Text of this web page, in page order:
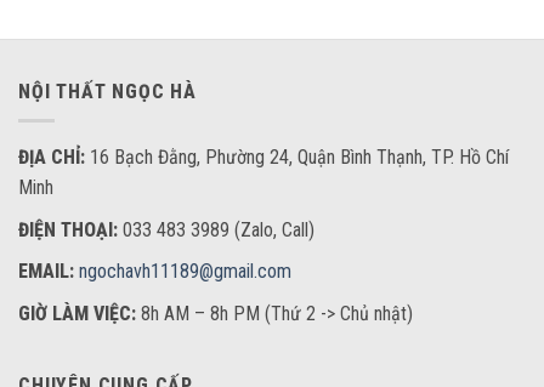
NỘI THẤT NGỌC HÀ
ĐỊA CHỈ: 16 Bạch Đằng, Phường 24, Quận Bình Thạnh, TP. Hồ Chí
Minh
ĐIỆN THOẠI: 033 483 3989 (Zalo, Call)
EMAIL: ngochavh11189@gmail.com
GIỜ LÀM VIỆC: 8h AM – 8h PM (Thứ 2 -> Chủ nhật)